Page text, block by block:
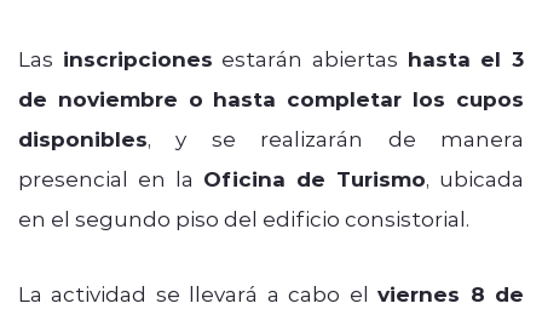
Las inscripciones estarán abiertas hasta el 3
de noviembre o hasta completar los cupos
disponibles, y se realizarán de manera
presencial en la Oficina de Turismo, ubicada
en el segundo piso del edificio consistorial.
La actividad se llevará a cabo elviernes 8 de